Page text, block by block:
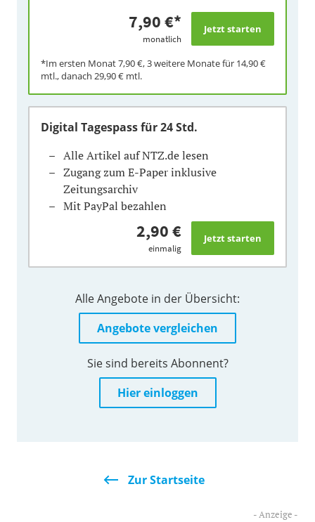
7,90 €*
monatlich
*Im ersten Monat7,90 €, 3 weitere Monate für 14,90 €
mtl., danach 29,90 € mtl.
Digital Tagespassfür 24 Std.
Alle Artikel auf NTZ.de lesen
Zugang zum E-Paper inklusive
Zeitungsarchiv
Mit PayPal bezahlen
2,90 €
einmalig
Alle Angebote in der Übersicht:
Angebote vergleichen
Sie sind bereits Abonnent?
Hier einloggen
Zur Startseite